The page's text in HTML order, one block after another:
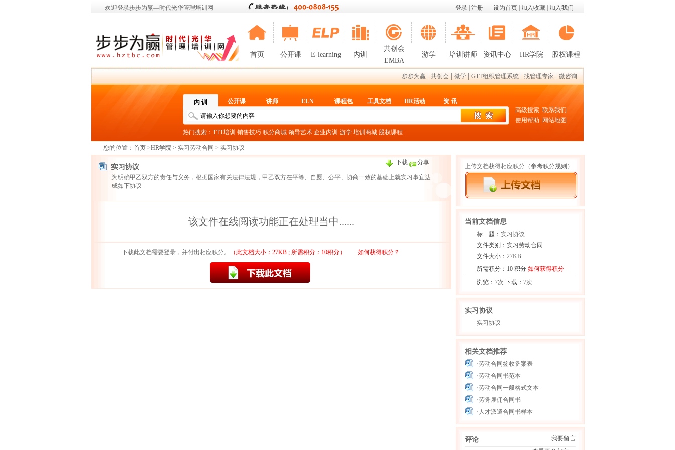
欢迎登录步步为赢—时代光华管理培训网 设为首页 加入收藏 加入我们
登录 注册
首页 公开课 E-learning 内训
共创会
EMBA
游学 培训讲师 资讯中心 HR学院 股权课程
步步为赢 共创会 微学 GTT组织管理系统 找管理专家 微咨询
内 训 公开课 讲师 ELN 课程包 工具文档 HR活动 资 讯
热门搜索： TTT培训 销售技巧 积分商城 领导艺术 企业内训 游学 培训商城 股权课程
高级搜索 联系我们
使用帮助
网站地图
您的位置： 首页 >HR学院 > 实习劳动合同 > 实习协议
实习协议
下载 分享
为明确甲乙双方的责任与义务，根据国家有关法律法规，甲乙双方在平等、自愿、公平、协商一致的基础上就实习事宜达
成如下协议
该文件在线阅读功能正在处理当中......
下载此文档需要登录，并付出相应积分。 （此文档大小：27KB ; 所需积分：10积分） 如何获得积分？
上传文档获得相应积分 （参考积分规则 ）
当前文档信息
标 题： 实习协议
文件类别： 实习劳动合同
文件大小： 27KB
所需积分：10 积分 如何获得积分
浏览： 7次 下载： 7次
实习协议
实习协议
相关文档推荐
·劳动合同签收备案表
·劳动合同书范本
·劳动合同一般格式文本
·劳务雇佣合同书
·人才派遣合同书样本
评论
我要留言